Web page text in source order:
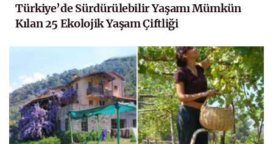
Türkiye’de Sürdürülebilir Yaşamı Mümkün
Kılan 25 Ekolojik Yaşam Çiftliği